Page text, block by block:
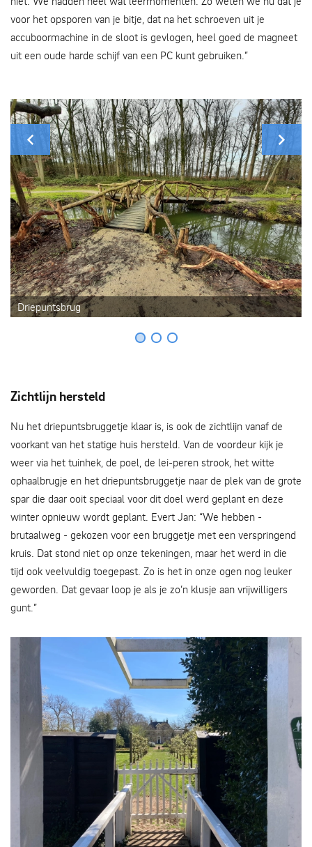
voor het opsporen van je bitje, dat na het schroeven uit je
accuboormachine in de sloot is gevlogen, heel goed de magneet
uit een oude harde schijf van een PC kunt gebruiken.”
Driepuntsbrug
Zichtlijn hersteld
Nu het driepuntsbruggetje klaar is, is ook de zichtlijn vanaf de
voorkant van het statige huis hersteld. Van de voordeur kijk je
weer via het tuinhek, de poel, de lei-peren strook, het witte
ophaalbrugje en het driepuntsbruggetje naar de plek van de grote
spar die daar ooit speciaal voor dit doel werd geplant en deze
winter opnieuw wordt geplant. Evert Jan: “We hebben -
brutaalweg - gekozen voor een bruggetje met een verspringend
kruis. Dat stond niet op onze tekeningen, maar het werd in die
tijd ook veelvuldig toegepast. Zo is het in onze ogen nog leuker
geworden. Dat gevaar loop je als je zo’n klusje aan vrijwilligers
gunt.”